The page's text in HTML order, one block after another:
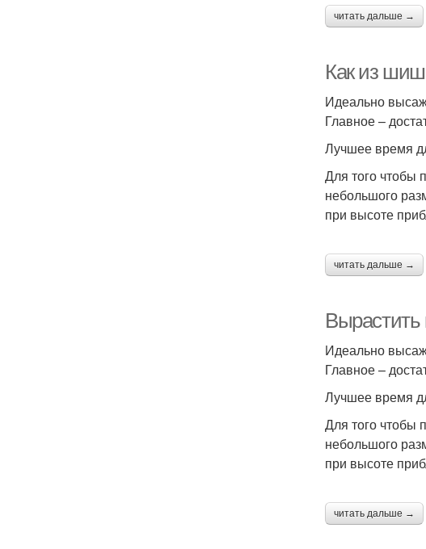
читать дальше →
Как из
Идеально
Главное –
Лучшее время
Для того чтобы
небольшого
при высоте
читать дальше →
Вырастить
Идеально
Главное –
Лучшее время
Для того чтобы
небольшого
при высоте
читать дальше →